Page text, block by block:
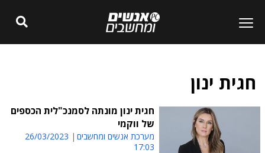
חגית ינון
חגית ינון מונתה לסמנכ"לית הכספים
של ווקמי
מערכת אנשים ומחשבים
26/03/2023
17:03